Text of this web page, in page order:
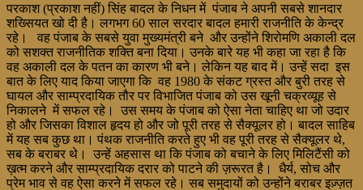
परकाश (प्रकाश नहीं) सिंह बादल के निधन में पंजाब ने अपनी सबसे शानदार
शख्सियत खो दी है। लगभग 60 साल सरदार बादल हमारी राजनीति के केन्द्र
रहे। वह पंजाब के सबसे युवा मुख्यमंत्री बने और उन्होंने शिरोमणि अकाली दल
को सशक्त राजनीतिक शक्ति बना दिया। उनके बारे यह भी कहा जा रहा है कि
वह अकाली दल के पतन का कारण भी बने। लेकिन यह बाद में। उन्हें सदा इस
बात के लिए याद किया जाएगा कि वह 1980 के संकट ग्रस्त और बुरी तरह से
घायल और साम्प्रदायिक तौर पर विभाजित पंजाब को उस खूनी चक्रव्यूह से
निकालने में सफल रहे। उस समय के पंजाब को ऐसा नेता चाहिए था जो उदार
हो और जिसका विशाल हृदय हो और जो पूरी तरह से सैक्यूलर हो। बादल साहिब
में यह सब कुछ था। पंथक राजनीति करते हुए भी वह पूरी तरह से सैक्यूलर थे,
सब के बराबर थे। उन्हें अहसास था कि पंजाब को बचाने के लिए मिलिटैंसी को
ख़त्म करने और साम्प्रदायिक दरार को पाटने की ज़रूरत है। धैर्य, सोच और
प्रेम भाव से वह ऐसा करने में सफल रहे। सब समुदायों को उन्होंने बराबर इज़्ज़त